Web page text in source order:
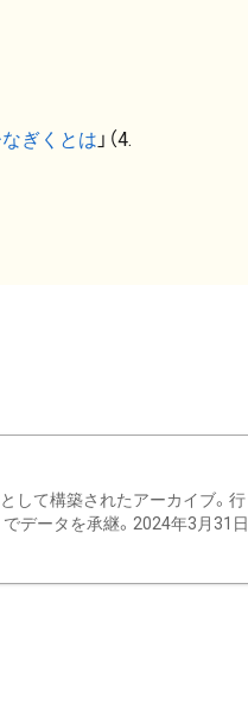
ぎくとは 」（4.
して構築されたアーカイブ。行
データを承継。2024年3月31日